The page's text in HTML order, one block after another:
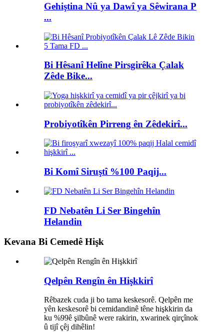
Gehiştina Nû ya Dawî ya Sêwirana P
...
Bi Hêsanî Helîne Pirsgirêka Çalak
Zêde Bike...
Probiyotîkên Pirreng ên Zêdekirî...
Bi Komî Siruştî %100 Paqij...
FD Nebatên Li Ser Bingehîn
Helandin
Kevana Bi Cemedê Hişk
Qelpên Rengîn ên Hişkkirî
Rêbazek cuda ji bo tama keskesorê. Qelpên me
yên keskesorê bi cemidandinê têne hişkkirin da
ku %99ê şilbûnê were rakirin, xwarinek qirçînok
û tijî çêj dihêlin!